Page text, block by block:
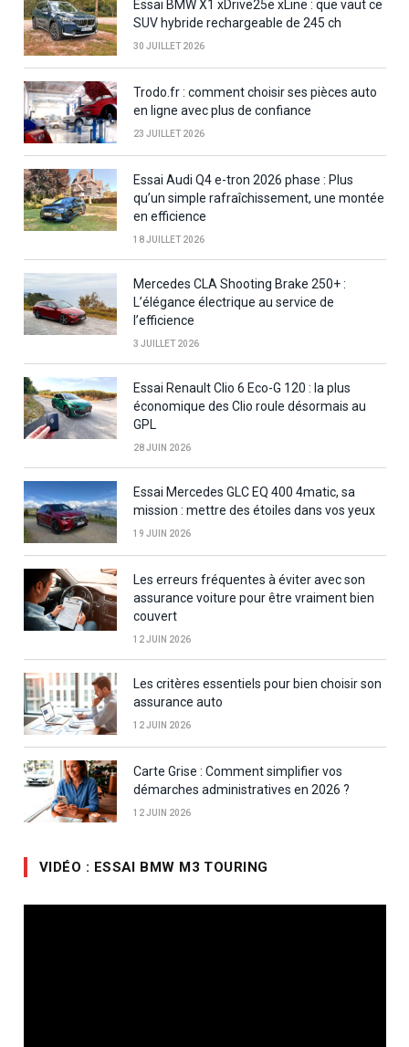
Essai BMW X1 xDrive25e xLine : que vaut ce
SUV hybride rechargeable de 245 ch
30 JUILLET 2026
Trodo.fr : comment choisir ses pièces auto
en ligne avec plus de confiance
23 JUILLET 2026
Essai Audi Q4 e-tron 2026 phase : Plus
qu’un simple rafraîchissement, une montée
en efficience
18 JUILLET 2026
Mercedes CLA Shooting Brake 250+ :
L’élégance électrique au service de
l’efficience
3 JUILLET 2026
Essai Renault Clio 6 Eco-G 120 : la plus
économique des Clio roule désormais au
GPL
28 JUIN 2026
Essai Mercedes GLC EQ 400 4matic, sa
mission : mettre des étoiles dans vos yeux
19 JUIN 2026
Les erreurs fréquentes à éviter avec son
assurance voiture pour être vraiment bien
couvert
12 JUIN 2026
Les critères essentiels pour bien choisir son
assurance auto
12 JUIN 2026
Carte Grise : Comment simplifier vos
démarches administratives en 2026 ?
12 JUIN 2026
VIDÉO : ESSAI BMW M3 TOURING